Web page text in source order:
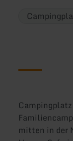
mitten in der